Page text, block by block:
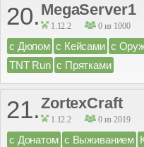
20. MegaServer1
1.12.2 0 из 1000
с Дюпом с Кейсами с
TNT Run с Прятками
21.ZortexCraft
1.12.2 0 из 2019
с Донатом с Выживанием